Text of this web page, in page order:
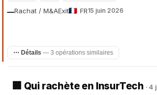
Rachat / M&A
— Exit FR15 juin 2026
⋯ Détails — 3 opérations similaires
🏢 Qui rachète en InsurTech · 4 j